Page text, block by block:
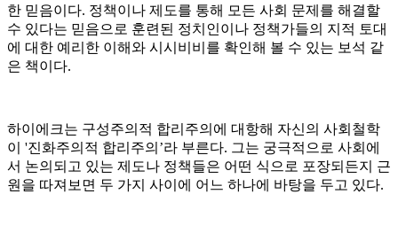
한 믿음이다. 정책이나 제도를 통해 모든 사회 문제를 해결할
수 있다는 믿음으로 훈련된 정치인이나 정책가들의 지적 토대
에 대한 예리한 이해와 시시비비를 확인해 볼 수 있는 보석 같
은 책이다.
하이에크는 구성주의적 합리주의에 대항해 자신의 사회철학
이 '진화주의적 합리주의’라 부른다. 그는 궁극적으로 사회에
서 논의되고 있는 제도나 정책들은 어떤 식으로 포장되든지 근
원을 따져보면 두 가지 사이에 어느 하나에 바탕을 두고 있다.